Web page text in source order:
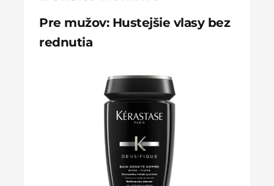
Pre mužov: Hustejšie vlasy bez
rednutia